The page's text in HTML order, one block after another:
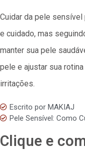
Cuidar da pele
e cuidado, mas
manter sua pele
pele e ajustar sua
irritações.
Escrito por MAKIAJ
Pele Sensível: Como
Clique e